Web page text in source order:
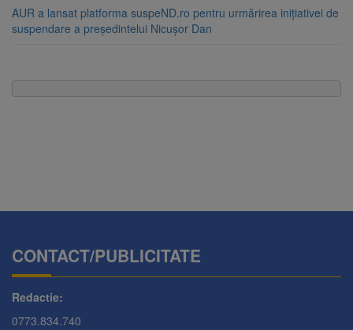
AUR a lansat platforma suspeND.ro pentru urmărirea inițiativei de
suspendare a președintelui Nicușor Dan
CONTACT/PUBLICITATE
Redactie:
0773.834.740